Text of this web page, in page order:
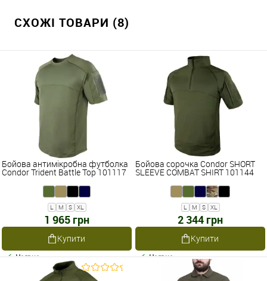
СХОЖІ ТОВАРИ (8)
Бойова антимікробна футболка
Condor Trident Battle Top 101117
L M S XL
1 965 грн
Купити
Наявне
Бойова сорочка Condor SHORT
SLEEVE COMBAT SHIRT 101144
L M S XL
2 344 грн
Купити
Наявне